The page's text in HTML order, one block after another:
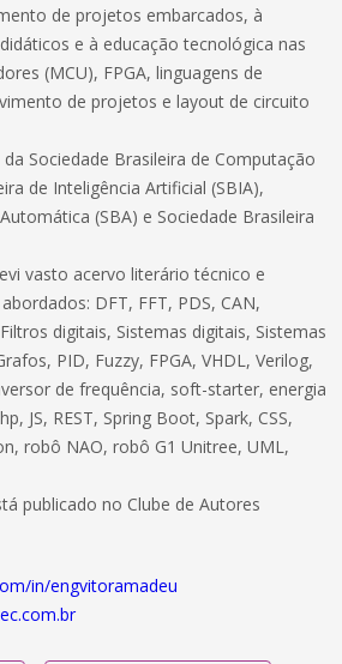
de projetos embarcados, à
e à educação tecnológica nas
(MCU), FPGA, linguagens de
de projetos e layout de circuito
Sociedade Brasileira de Computação
de Inteligência Artificial (SBIA),
(SBA) e Sociedade Brasileira
vasto acervo literário técnico e
DFT, FFT, PDS, CAN,
digitais, Sistemas digitais, Sistemas
PID, Fuzzy, FPGA, VHDL, Verilog,
de frequência, soft-starter, energia
JS, REST, Spring Boot, Spark, CSS,
robô NAO, robô G1 Unitree, UML,
publicado no Clube de Autores
in/engvitoramadeu